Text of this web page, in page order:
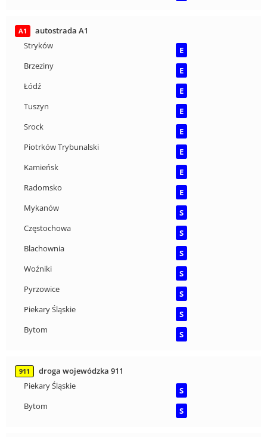
A1
autostrada A1
Stryków
E
Brzeziny
E
Łódź
E
Tuszyn
E
Srock
E
Piotrków Trybunalski
E
Kamieńsk
E
Radomsko
E
Mykanów
S
Częstochowa
S
Blachownia
S
Woźniki
S
Pyrzowice
S
Piekary Śląskie
S
Bytom
S
911
droga wojewódzka 911
Piekary Śląskie
S
Bytom
S